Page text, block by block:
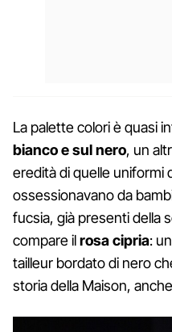
La palette colori è quasi
bianco e sul nero, un
eredità di quelle uniformi
ossessionavano da
fucsia, già presenti della
compare ilrosa cipria:
tailleur bordato di nero
storia della Maison,